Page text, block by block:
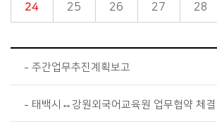
24 25 26 27 28
주간업무추진계획보고
태백시↔강원외국어교육원 업무협약 체결